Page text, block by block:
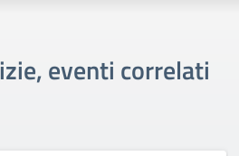
eventi correlati